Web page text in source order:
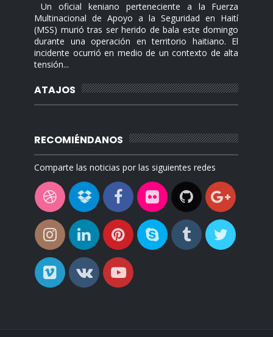
Un oficial keniano perteneciente a la Fuerza
Multinacional de Apoyo a la Seguridad en Haití
(MSS) murió tras ser herido de bala este domingo
durante una operación en territorio haitiano. El
incidente ocurrió en medio de un contexto de alta
tensión...
ATAJOS
RECOMIÉNDANOS
Comparte las noticias por las siguientes redes